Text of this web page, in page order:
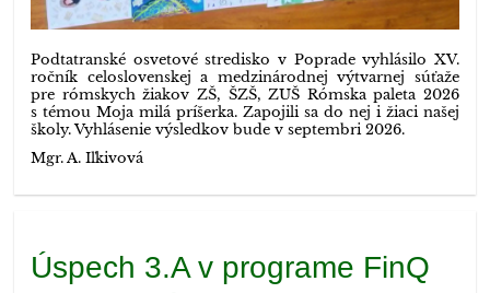
Podtatranské osvetové stredisko v Poprade vyhlásilo XV.
ročník celoslovenskej a medzinárodnej výtvarnej súťaže
pre rómskych žiakov ZŠ, ŠZŠ, ZUŠ Rómska paleta 2026
s témou Moja milá príšerka. Zapojili sa do nej i žiaci našej
školy. Vyhlásenie výsledkov bude v septembri 2026.
Mgr. A. Iľkivová
Úspech 3.A v programe FinQ